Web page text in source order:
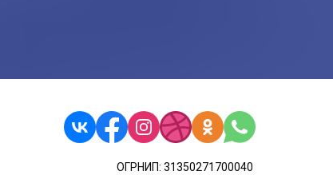
ОГРНИП: 31350271700040